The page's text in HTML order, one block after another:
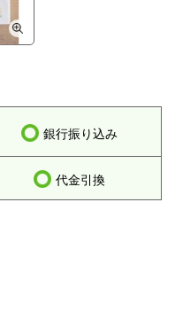
銀行振り込み
代金引換